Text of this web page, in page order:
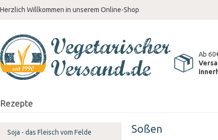
Herzlich Willkommen in unserem Online-Shop
Ab
Rezepte
Soßen
Soja - das Fleisch vom Felde